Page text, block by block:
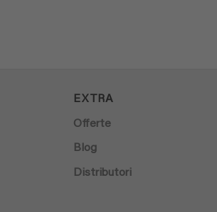
EXTRA
Offerte
Blog
Distributori